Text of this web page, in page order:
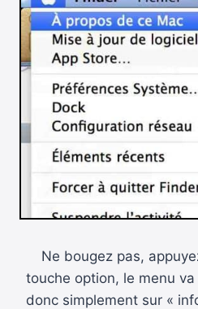
Ne bougez pas,
touche option, le menu
donc simplement sur «